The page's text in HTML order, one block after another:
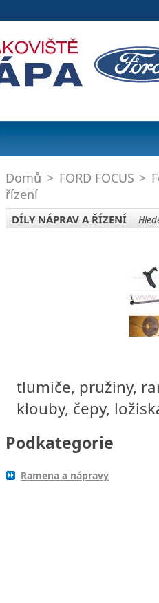
Domů > FORD FOCUS >
řízení
DÍLY NÁPRAV A ŘÍZENÍ
tlumiče, pružiny,
klouby, čepy,
Podkategorie
Ramena a nápravy